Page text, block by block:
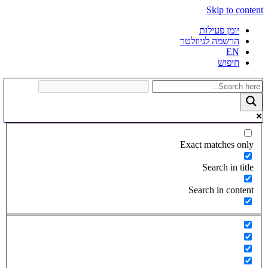
Skip to content
יומן פעילות
הרשמה לניוזלטר
EN
חיפוש
Exact matches only
Search in title
Search in content